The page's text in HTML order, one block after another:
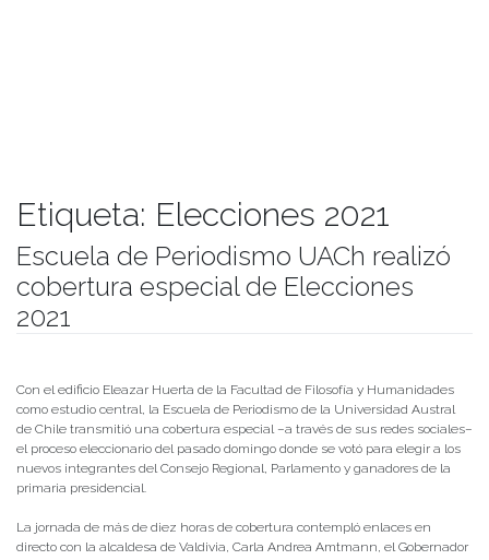
Etiqueta: Elecciones 2021
Escuela de Periodismo UACh realizó
cobertura especial de Elecciones
2021
Con el edificio Eleazar Huerta de la Facultad de Filosofía y Humanidades
como estudio central, la Escuela de Periodismo de la Universidad Austral
de Chile transmitió una cobertura especial –a través de sus redes sociales–
el proceso eleccionario del pasado domingo donde se votó para elegir a los
nuevos integrantes del Consejo Regional, Parlamento y ganadores de la
primaria presidencial.
La jornada de más de diez horas de cobertura contempló enlaces en
directo con la alcaldesa de Valdivia, Carla Andrea Amtmann, el Gobernador